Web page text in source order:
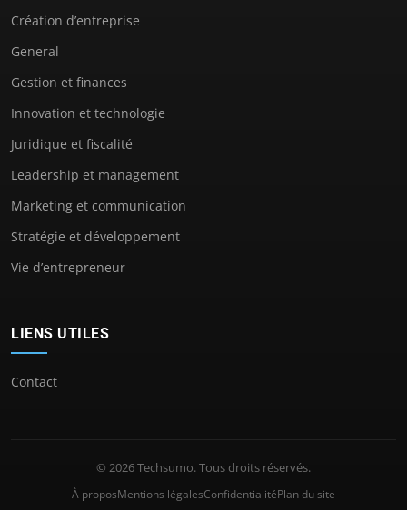
Création d’entreprise
General
Gestion et finances
Innovation et technologie
Juridique et fiscalité
Leadership et management
Marketing et communication
Stratégie et développement
Vie d’entrepreneur
LIENS UTILES
Contact
© 2026 Techsumo. Tous droits réservés.
À proposMentions légalesConfidentialitéPlan du site